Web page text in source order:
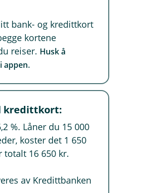
bank- og kredittkort
kortene
reiser. Husk å
appen.
kredittkort:
%. Låner du 15 000
koster det 1 650
totalt 16 650 kr.
av Kredittbanken